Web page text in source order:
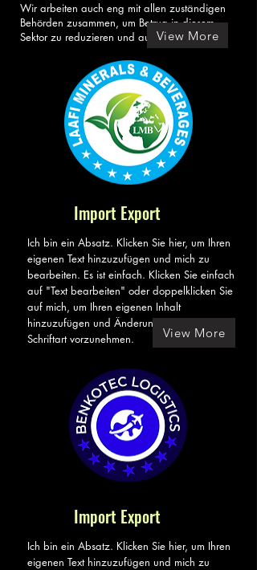
Wir arbeiten auch eng mit allen zuständigen
Behörden zusammen, um Betrug in diesem
Sektor zu reduzieren und auszurotten.
View More
Import Export
Ich bin ein Absatz. Klicken Sie hier, um Ihren
eigenen Text hinzuzufügen und mich zu
bearbeiten. Es ist einfach. Klicken Sie einfach
auf "Text bearbeiten" oder doppelklicken Sie
auf mich, um Ihren eigenen Inhalt
hinzuzufügen und Änderungen an der
Schriftart vorzunehmen.
View More
Import Export
Ich bin ein Absatz. Klicken Sie hier, um Ihren
eigenen Text hinzuzufügen und mich zu